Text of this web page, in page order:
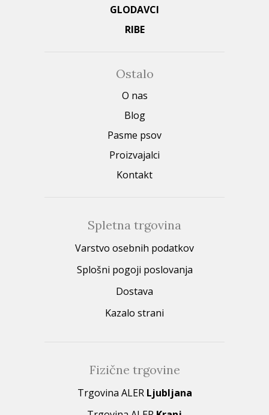
GLODAVCI
RIBE
Ostalo
O nas
Blog
Pasme psov
Proizvajalci
Kontakt
Spletna trgovina
Varstvo osebnih podatkov
Splošni pogoji poslovanja
Dostava
Kazalo strani
Fizične trgovine
Trgovina ALER Ljubljana